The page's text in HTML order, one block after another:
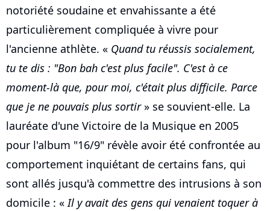
notoriété soudaine et envahissante a été
particulièrement compliquée à vivre pour
l'ancienne athlète. « Quand tu réussis socialement,
tu te dis : "Bon bah c'est plus facile". C'est à ce
moment-là que, pour moi, c'était plus difficile. Parce
que je ne pouvais plus sortir» se souvient-elle. La
lauréate d'une Victoire de la Musique en 2005
pour l'album "16/9" révèle avoir été confrontée au
comportement inquiétant de certains fans, qui
sont allés jusqu'à commettre des intrusions à son
domicile : «Il y avait des gens qui venaient toquer à